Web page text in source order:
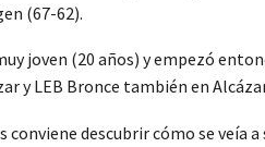
(67-62).
joven (20 años) y empezó
y LEB Bronce también en
conviene descubrir cómo se veía